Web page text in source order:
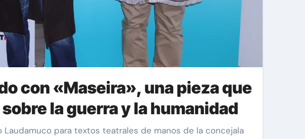
con «Maseira», una pieza que
la guerra y la humanidad